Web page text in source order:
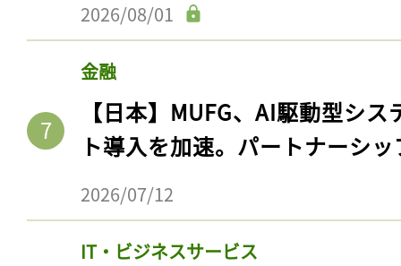
2026/08/01
金融
【日本】MUFG、AI駆動型シ
ト導入を加速。パートナーシ
2026/07/12
IT・ビジネスサービス